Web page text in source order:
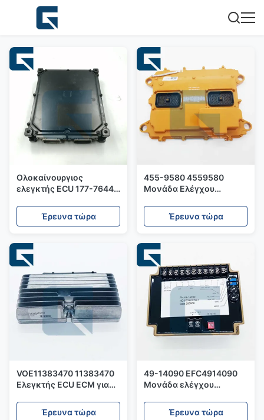
Ολοκαίνουργιος
ελεγκτής ECU 177-7644
πλούσια διαθεσιμότητα
Έρευνα τώρα
455-9580 4559580
Μονάδα Ελέγχου
Κινητήρα 3508B
Έρευνα τώρα
VOE11383470 11383470
Ελεγκτής ECU ECM για
Έρευνα τώρα
49-14090 EFC4914090
Μονάδα ελέγχου
Έρευνα τώρα